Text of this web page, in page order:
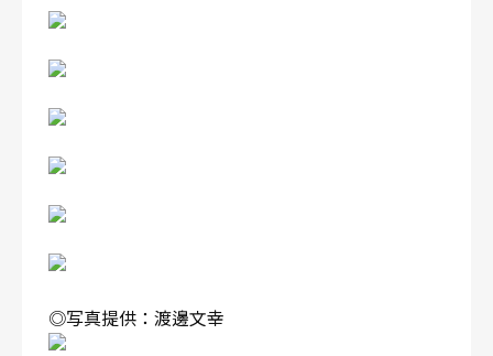
◎写真提供：渡邊文幸